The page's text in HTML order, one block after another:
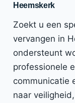
Heemskerk
Zoekt u een
vervangen in
ondersteunt
professionele
communicatie
naar